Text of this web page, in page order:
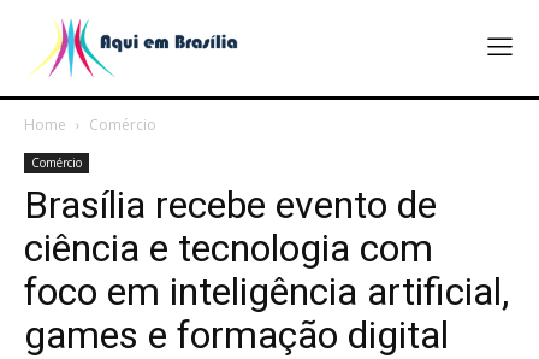
Home Comércio
Comércio
Brasília recebe evento de
ciência e tecnologia com
foco em inteligência artificial,
games e formação digital